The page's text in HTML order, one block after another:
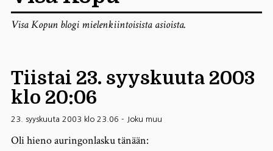
Visa Kopun blogi mielenkiintoisista asioista.
Tiistai 23. syyskuuta 2003
klo 20:06
23. syyskuuta 2003 klo 23.06 - Joku muu
Oli hieno auringonlasku tänään: